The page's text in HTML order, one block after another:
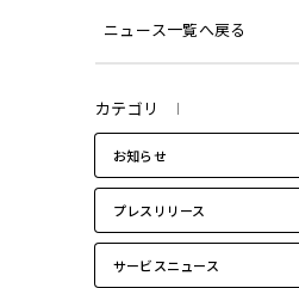
ニュース一覧へ戻る
カテゴリ
お知らせ
プレスリリース
サービスニュース